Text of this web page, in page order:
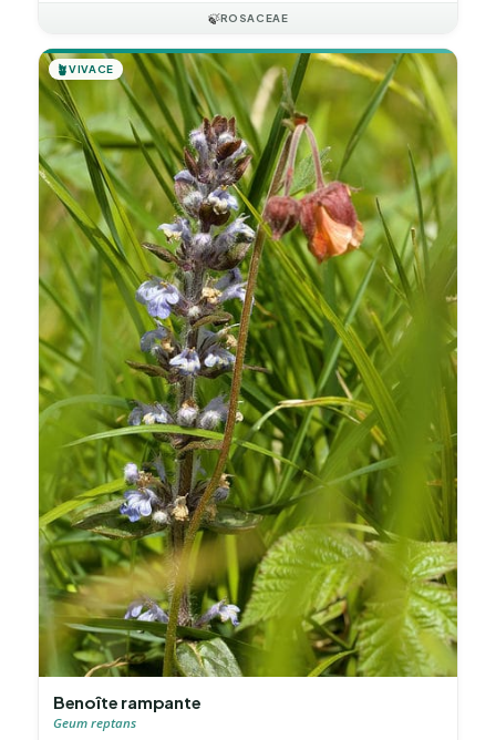
🍃ROSACEAE
🪴VIVACE
Benoîte rampante
Geum reptans